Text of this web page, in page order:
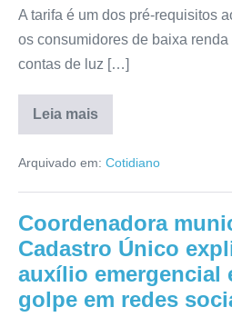
A tarifa é um dos pré-requisitos
os consumidores de baixa
contas de luz […]
Leia mais
Arquivado em: Cotidiano
Coordenadora
Cadastro Único
auxílio emergencial
golpe em redes